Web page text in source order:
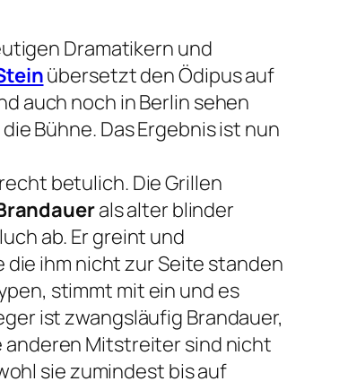
Dramatikern und
übersetzt den Ödipus auf
auch noch in Berlin sehen
Bühne. Das Ergebnis ist nun
betulich. Die Grillen
als alter blinder
ab. Er greint und
die ihm nicht zur Seite standen
stimmt mit ein und es
ist zwangsläufig Brandauer,
anderen Mitstreiter sind nicht
sie zumindest bis auf